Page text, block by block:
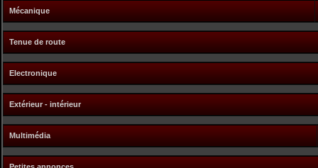
Mécanique
Tenue de route
Electronique
Extérieur - intérieur
Multimédia